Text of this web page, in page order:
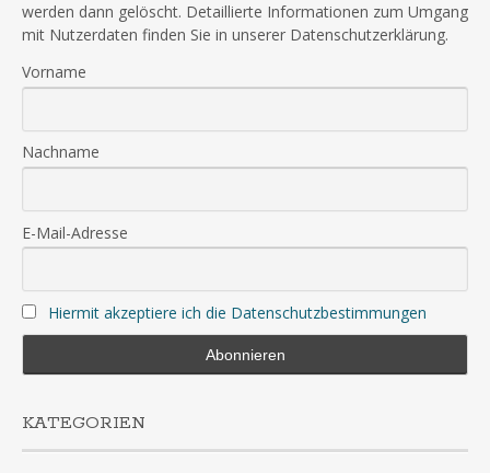
werden dann gelöscht. Detaillierte Informationen zum Umgang
mit Nutzerdaten finden Sie in unserer Datenschutzerklärung.
Vorname
Nachname
E-Mail-Adresse
Hiermit akzeptiere ich die Datenschutzbestimmungen
KATEGORIEN